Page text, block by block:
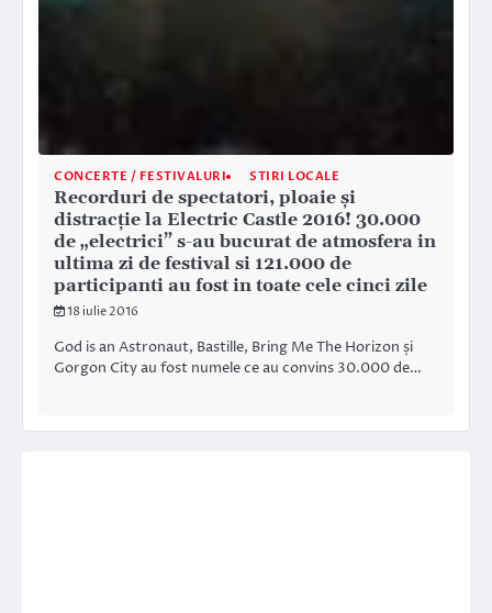
CONCERTE / FESTIVALURI STIRI LOCALE
Recorduri de spectatori, ploaie și
distracție la Electric Castle 2016! 30.000
de „electrici” s-au bucurat de atmosfera in
ultima zi de festival si 121.000 de
participanti au fost in toate cele cinci zile
18 iulie 2016
God is an Astronaut, Bastille, Bring Me The Horizon și
Gorgon City au fost numele ce au convins 30.000 de…